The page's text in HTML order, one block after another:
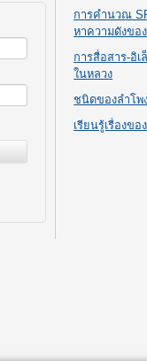
การคำนวณ
หาความดังขอ
การสื่อสาร-อิ
ในหลวง
ชนิดของลำโพ
เรียนรู้เรื่องขอ